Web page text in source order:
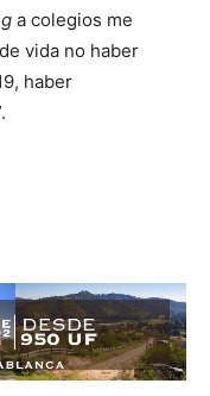
a colegios me
vida no haber
haber